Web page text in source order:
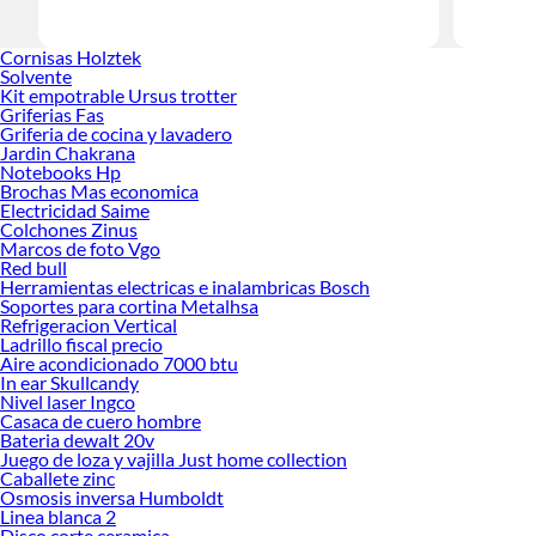
Cornisas Holztek
Solvente
Kit empotrable Ursus trotter
Griferias Fas
Griferia de cocina y lavadero
Jardin Chakrana
Notebooks Hp
Brochas Mas economica
Electricidad Saime
Colchones Zinus
Marcos de foto Vgo
Red bull
Herramientas electricas e inalambricas Bosch
Soportes para cortina Metalhsa
Refrigeracion Vertical
Ladrillo fiscal precio
Aire acondicionado 7000 btu
In ear Skullcandy
Nivel laser Ingco
Casaca de cuero hombre
Bateria dewalt 20v
Juego de loza y vajilla Just home collection
Caballete zinc
Osmosis inversa Humboldt
Linea blanca 2